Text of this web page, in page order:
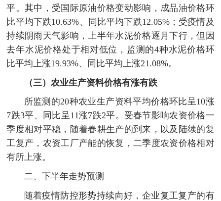
平。其中，受国际原油价格变动影响，成品油价格环
比平均下跌10.63%、同比平均下跌12.05%；受疫情及
持续阴雨天气影响，上半年水泥价格逐月下行，但因
去年水泥价格处于相对低位，监测的4种水泥价格环
比平均上涨19.93%、同比平均上涨21.08%。
（三）农业生产资料价格有涨有跌
所监测的20种农业生产资料平均价格环比呈10涨
7跌3平、同比呈11涨7跌2平。受春节影响农资价格一
季度相对平稳，随着春耕生产的到来，以及陆续的复
工复产，农资工厂产能的恢复，二季度农资价格相对
有所上涨。
二、下半年走势预测
随着疫情防控形势持续向好，企业复工复产的有